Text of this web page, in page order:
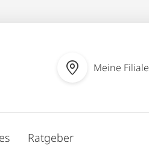
Meine Filiale
Ratgeber